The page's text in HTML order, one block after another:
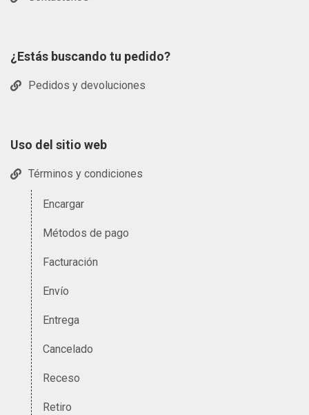
¿Estás buscando tu pedido?
Pedidos y devoluciones
Uso del sitio web
Términos y condiciones
Encargar
Métodos de pago
Facturación
Envío
Entrega
Cancelado
Receso
Retiro